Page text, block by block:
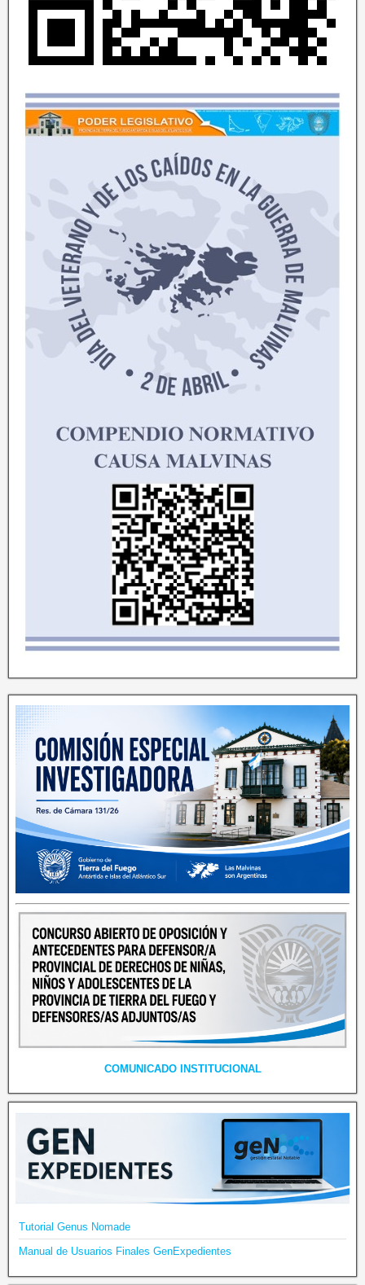
COMUNICADO INSTITUCIONAL
Tutorial Genus Nomade
Manual de Usuarios Finales GenExpedientes